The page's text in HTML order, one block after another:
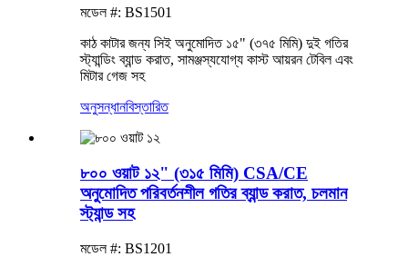
মডেল #: BS1501
কাঠ কাটার জন্য সিই অনুমোদিত ১৫" (৩৭৫ মিমি) দুই গতির
স্ট্যান্ডিং ব্যান্ড করাত, সামঞ্জস্যযোগ্য কাস্ট আয়রন টেবিল এবং
মিটার গেজ সহ
অনুসন্ধানবিস্তারিত
৮০০ ওয়াট ১২" (৩১৫ মিমি) CSA/CE
অনুমোদিত পরিবর্তনশীল গতির ব্যান্ড করাত, চলমান
স্ট্যান্ড সহ
মডেল #: BS1201